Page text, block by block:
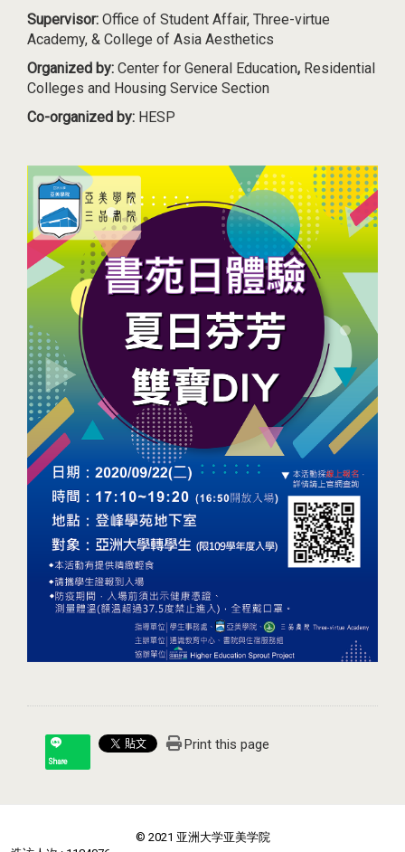
Supervisor: Office of Student Affair, Three-virtue
Academy, & College of Asia Aesthetics
Organized by: Center for General Education, Residential
Colleges and Housing Service Section
Co-organized by: HESP
Share
Print this page
© 2021 亚洲大学亚美学院